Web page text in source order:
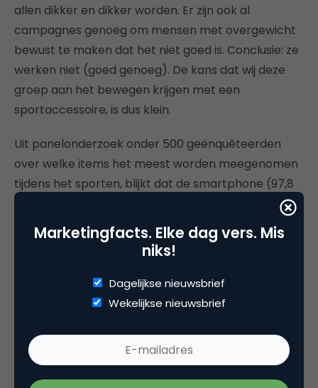
allen dikker en dikker worden. Er zijn ook al
campagnes genoeg om mensen met overgewicht
bewust te maken dat het niet goed is. Conclusie: ze
werken niet (goed genoeg). De kans dat wij deze
groep aan het bewegen krijgen met een
sportaccessoire, is dus klein.
Uit panelonderzoek onder 500 geënquêteerden
over welke items het meest worden meegenomen
tijdens het sporten, blijkt dat de smartphone (97,8
procent) bovenaan staat, gevolgd door sleutels
(94,3 procent) en drinken (56,7 procent). De plek
waar deze items het meest worden gelaten, is
in de handen van de sporter (46,5 procent) of in
een heuptas (28,5 procent).
Mensen die al sporten, herkennen dus het
probleem dat de FlipBelt oplost: waar laat je je
telefoon, sleutels, pasjes en/of voeding tijdens het
Marketingfacts. Elke dag vers. Mis
niks!
Dagelijkse nieuwsbrief
Wekelijkse nieuwsbrief